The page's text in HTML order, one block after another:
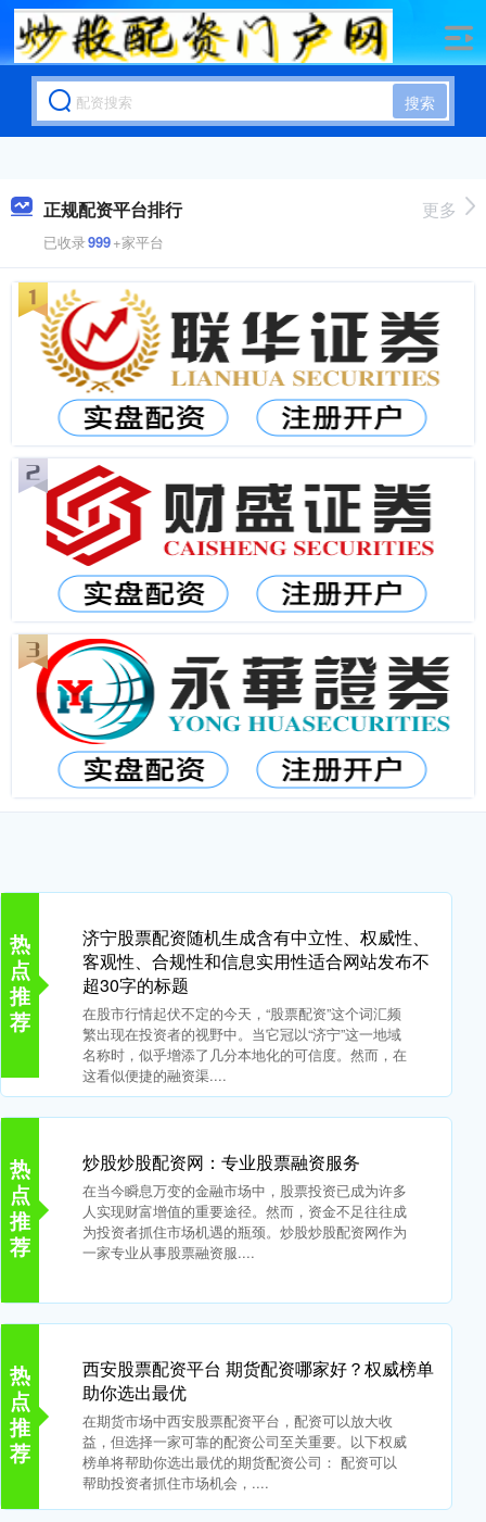
搜索
正规配资平台排行
已收录999+家平台
更多
热
点
推
荐
济宁股票配资随机生成含有中立性、权威性、
客观性、合规性和信息实用性适合网站发布不
超30字的标题
在股市行情起伏不定的今天，“股票配资”这个词汇频
繁出现在投资者的视野中。当它冠以“济宁”这一地域
名称时，似乎增添了几分本地化的可信度。然而，在
这看似便捷的融资渠....
热
点
推
荐
炒股炒股配资网：专业股票融资服务
在当今瞬息万变的金融市场中，股票投资已成为许多
人实现财富增值的重要途径。然而，资金不足往往成
为投资者抓住市场机遇的瓶颈。炒股炒股配资网作为
一家专业从事股票融资服....
热
点
推
荐
西安股票配资平台 期货配资哪家好？权威榜单
助你选出最优
在期货市场中西安股票配资平台，配资可以放大收
益，但选择一家可靠的配资公司至关重要。以下权威
榜单将帮助你选出最优的期货配资公司： 配资可以
帮助投资者抓住市场机会，....